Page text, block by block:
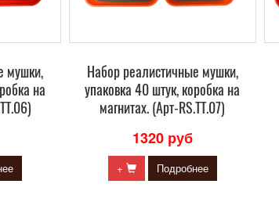
мушки,
на
Набор реалистичные мушки,
упаковка 40 штук, коробка на
магнитах. (Арт-RS.TT.07)
1320 руб
+ Подробнее